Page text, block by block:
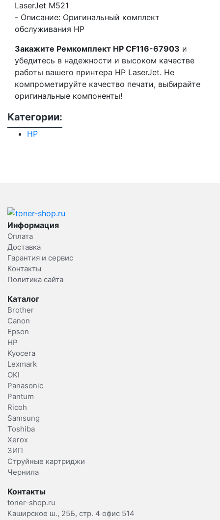
LaserJet M521
- Описание: Оригинальный комплект
обслуживания HP
Закажите Ремкомплект HP CF116-67903 и
убедитесь в надежности и высоком качестве
работы вашего принтера HP LaserJet. Не
компрометируйте качество печати, выбирайте
оригинальные компоненты!
Категории:
HP
Информация
Оплата
Доставка
Гарантия и сервис
Контакты
Политика сайта
Каталог
Brother
Canon
Epson
HP
Kyocera
Lexmark
OKI
Panasonic
Pantum
Ricoh
Samsung
Toshiba
Xerox
ЗИП
Струйные картриджи
Чернила
Контакты
toner-shop.ru
Каширское ш., 25Б, стр. 4 офис 514